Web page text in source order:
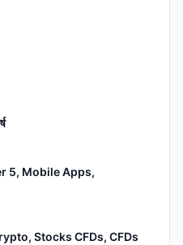
5, Mobile Apps,
Stocks CFDs, CFDs